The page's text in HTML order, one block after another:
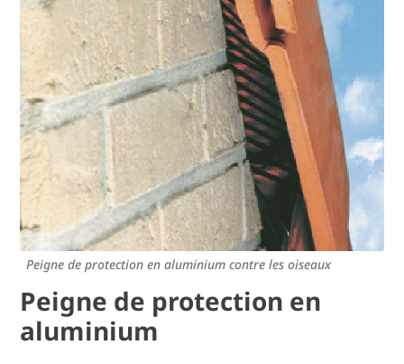
Peigne de protection en aluminium contre les oiseaux
Peigne de protection en
aluminium